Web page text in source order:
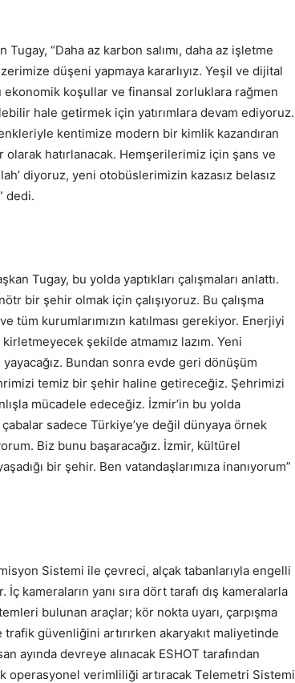
“Daha az karbon salımı, daha az işletme
düşeni yapmaya kararlıyız. Yeşil ve dijital
koşullar ve finansal zorluklara rağmen
hale getirmek için yatırımlara devam ediyoruz.
kentimize modern bir kimlik kazandıran
hatırlanacak. Hemşerilerimiz için şans ve
diyoruz, yeni otobüslerimizin kazasız belasız
dedi.
Tugay, bu yolda yaptıkları çalışmaları anlattı.
bir şehir olmak için çalışıyoruz. Bu çalışma
tüm kurumlarımızın katılması gerekiyor. Enerjiyi
şekilde atmamız lazım. Yeni
yayacağız. Bundan sonra evde geri dönüşüm
temiz bir şehir haline getireceğiz. Şehrimizi
mücadele edeceğiz. İzmir’in bu yolda
sadece Türkiye’ye değil dünyaya örnek
Biz bunu başaracağız. İzmir, kültürel
bir şehir. Ben vatandaşlarımıza inanıyorum”
Sistemi ile çevreci, alçak tabanlarıyla engelli
kameraların yanı sıra dört tarafı dış kameralarla
bulunan araçlar; kör nokta uyarı, çarpışma
güvenliğini artırırken akaryakıt maliyetinde
ayında devreye alınacak ESHOT tarafından
operasyonel verimliliği artıracak Telemetri Sistemi